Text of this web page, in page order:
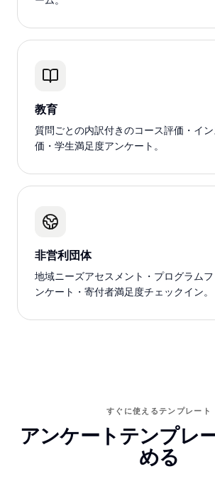
教育
質問ごとの内訳付きのコース評価・イ
価・学生満足度アンケート。
非営利団体
地域ニーズアセスメント・プログラム
ンケート・寄付者満足度チェックイン。
すぐに使えるテンプレート
アンケートテンプレ
める